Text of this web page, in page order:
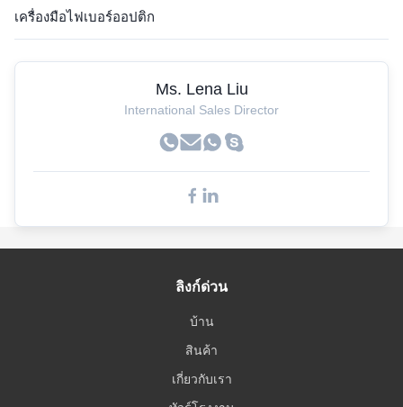
เครื่องมือไฟเบอร์ออปติก
Ms. Lena Liu
International Sales Director
ลิงก์ด่วน
บ้าน
สินค้า
เกี่ยวกับเรา